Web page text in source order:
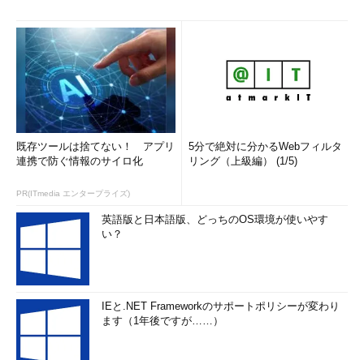
既存ツールは捨てない！ アプリ
連携で防ぐ情報のサイロ化
PR(ITmedia エンタープライズ)
5分で絶対に分かるWebフィルタ
リング（上級編） (1/5)
英語版と日本語版、どっちのOS環境が使いやす
い？
IEと.NET Frameworkのサポートポリシーが変わり
ます（1年後ですが……）